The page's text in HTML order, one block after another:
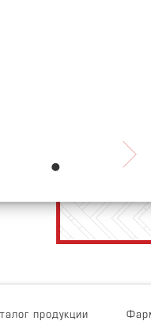
продукции